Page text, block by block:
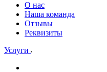
О нас
Наша команда
Отзывы
Реквизиты
Услуги